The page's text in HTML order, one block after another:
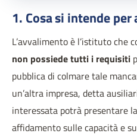
1. Cosa si intende
L’avvalimento è l’istituto che
non possiede tutti i requisiti
pubblica di colmare tale
un’altra impresa, detta
interessata potrà presentare
affidamento sulle capacità e